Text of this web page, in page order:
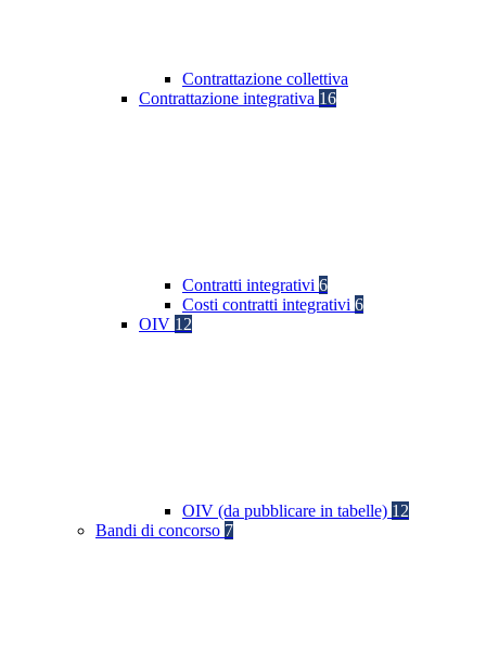
Contrattazione collettiva
Contrattazione integrativa 16
Contratti integrativi 6
Costi contratti integrativi 6
OIV 12
OIV (da pubblicare in tabelle) 12
Bandi di concorso 7